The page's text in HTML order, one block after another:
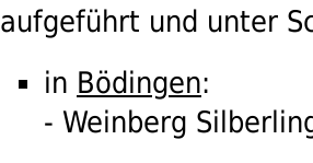
aufgeführt und unter
in Bödingen:
- Weinberg